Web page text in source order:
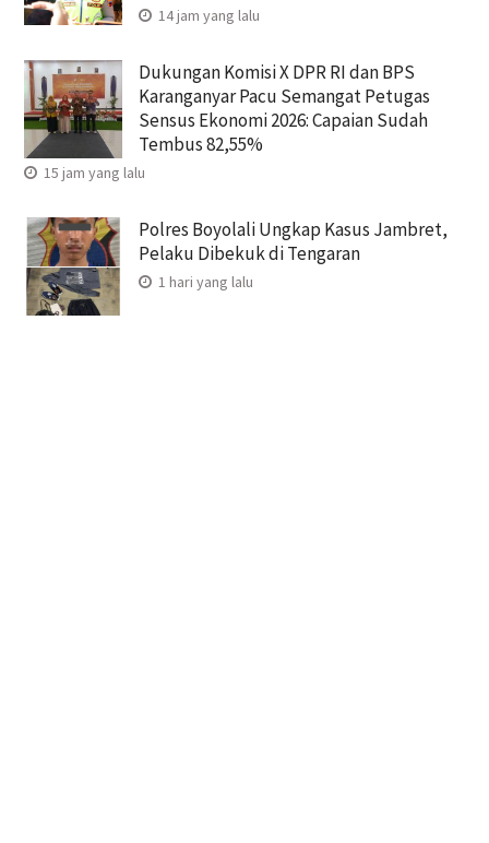
14 jam yang lalu
Dukungan Komisi X DPR RI dan BPS
Karanganyar Pacu Semangat Petugas
Sensus Ekonomi 2026: Capaian Sudah
Tembus 82,55%
15 jam yang lalu
Polres Boyolali Ungkap Kasus Jambret,
Pelaku Dibekuk di Tengaran
1 hari yang lalu